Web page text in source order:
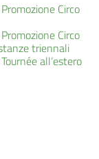
Circo
Circo
triennali
all’estero